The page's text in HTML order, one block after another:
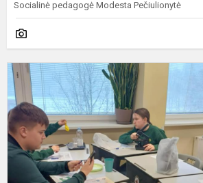
Socialinė pedagogė Modesta Pečiulionytė